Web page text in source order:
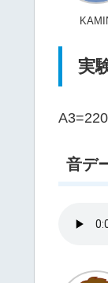
実
音デ